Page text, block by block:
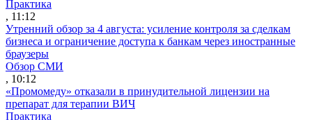
Практика
, 11:12
Утренний обзор за 4 августа: усиление контроля за сделкам
бизнеса и ограничение доступа к банкам через иностранные
браузеры
Обзор СМИ
, 10:12
«Промомеду» отказали в принудительной лицензии на
препарат для терапии ВИЧ
Практика